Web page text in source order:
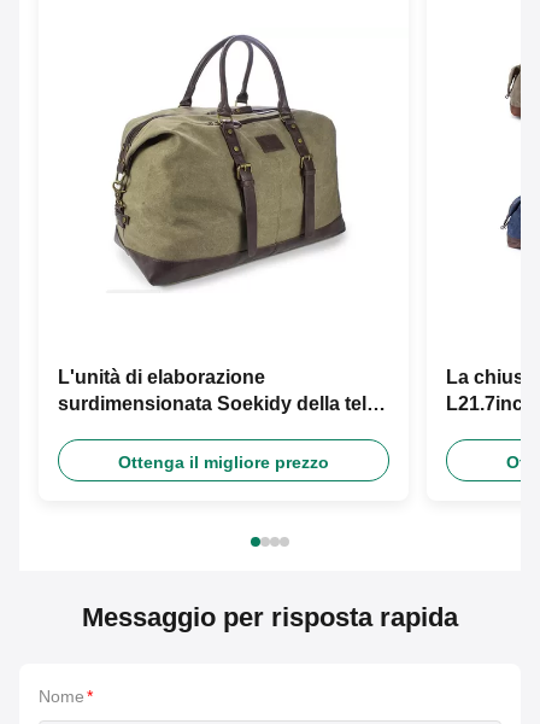
L'unità di elaborazione
surdimensionata Soekidy della tela
Ottenga il migliore prezzo
La
Messaggio per risposta rapida
Nome*